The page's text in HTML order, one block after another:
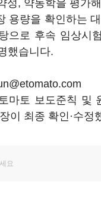
성, 약동학을 평가
용량을 확인하는
으로 후속 임상시
했습니다.
마토 보도준칙 및
이 최종 확인·수정